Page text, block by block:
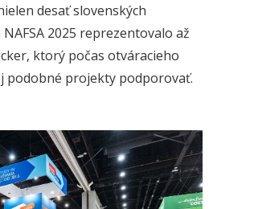
desať slovenských
2025 reprezentovalo až
ktorý počas otváracieho
podobné projekty podporovať.